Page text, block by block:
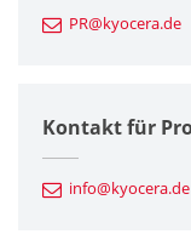
Feinkeramik-
Automotive
PR@kyocera.de
Kontakt für
info@kyocera.de